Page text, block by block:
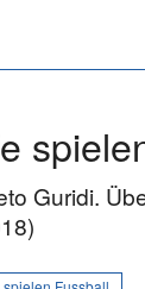
Guridi.